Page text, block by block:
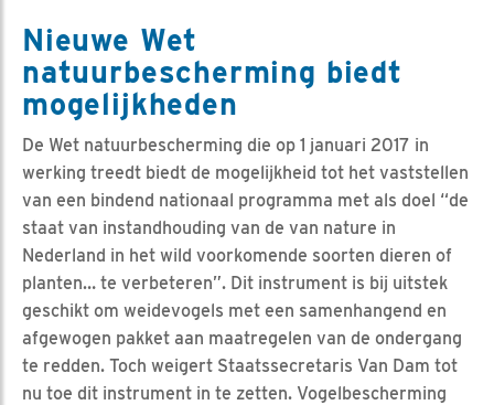
Nieuwe Wet
natuurbescherming biedt
mogelijkheden
De Wet natuurbescherming die op 1 januari 2017 in
werking treedt biedt de mogelijkheid tot het vaststellen
van een bindend nationaal programma met als doel “de
staat van instandhouding van de van nature in
Nederland in het wild voorkomende soorten dieren of
planten… te verbeteren”. Dit instrument is bij uitstek
geschikt om weidevogels met een samenhangend en
afgewogen pakket aan maatregelen van de ondergang
te redden. Toch weigert Staatssecretaris Van Dam tot
nu toe dit instrument in te zetten. Vogelbescherming